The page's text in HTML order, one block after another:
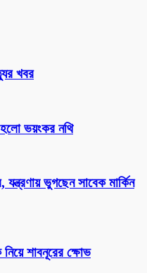
খবর
হলো ভয়ংকর নথি
যন্ত্রণায় ভুগছেন সাবেক মার্কিন
নিয়ে শাবনূরের ক্ষোভ